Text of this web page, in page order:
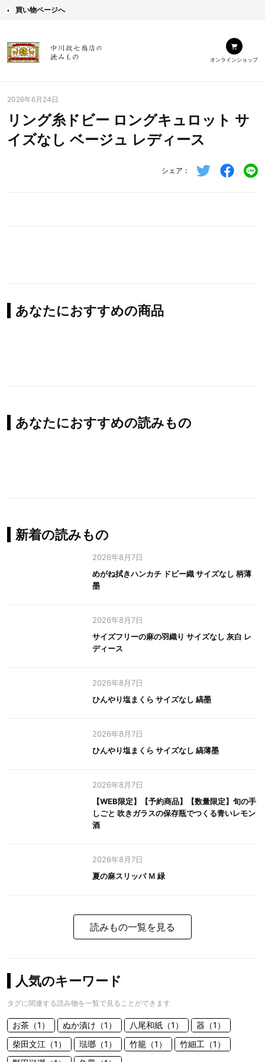
買い物ページへ
オンラインショップ
2026年6月24日
リング糸ドビー ロングキュロット サ
イズなし ベージュ レディース
シェア
あなたにおすすめの商品
あなたにおすすめの読みもの
新着の読みもの
2026年8月7日
めがね拭きハンカチ ドビー織 サイズなし 柄薄
墨
2026年8月7日
サイズフリーの麻の羽織り サイズなし 灰白 レ
ディース
2026年8月7日
ひんやり塩まくら サイズなし 縞墨
2026年8月7日
ひんやり塩まくら サイズなし 縞薄墨
2026年8月7日
【WEB限定】【予約商品】【数量限定】旬の手
しごと 吹きガラスの保存瓶でつくる青いレモン
酒
2026年8月7日
夏の麻スリッパ Ｍ 緑
読みもの一覧を見る
人気のキーワード
タグに関連する読み物を一覧で見ることができます
お茶（1） ぬか漬け（1） 八尾和紙（1）
器（1）
柴田文江（1）
琺瑯（1） 竹籠（1）
竹細工（1）